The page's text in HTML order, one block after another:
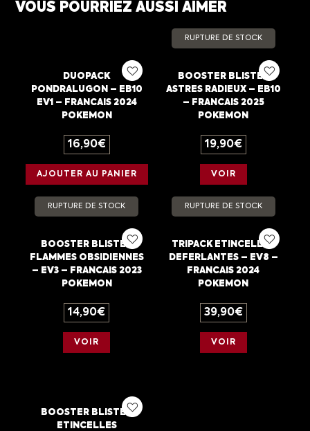
VOUS POURRIEZ AUSSI AIMER
DUOPACK
PONDRALUGON – EB10
EV1 – FRANCAIS 2024
POKEMON
16,90€
AJOUTER AU PANIER
RUPTURE DE STOCK
BOOSTER BLISTER
ASTRES RADIEUX – EB10
– FRANCAIS 2025
POKEMON
19,90€
VOIR
RUPTURE DE STOCK
BOOSTER BLISTER
FLAMMES OBSIDIENNES
– EV3 – FRANCAIS 2023
POKEMON
14,90€
VOIR
RUPTURE DE STOCK
TRIPACK ETINCELLES
DEFERLANTES – EV8 –
FRANCAIS 2024
POKEMON
39,90€
VOIR
BOOSTER BLISTER
ETINCELLES